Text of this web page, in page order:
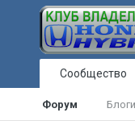
Сообщество
Форум Блоги